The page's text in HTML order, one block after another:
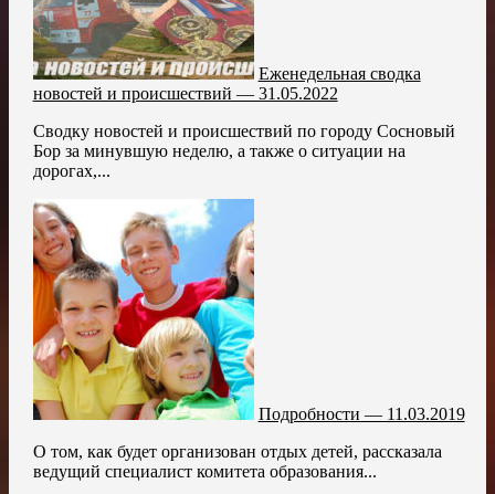
Еженедельная сводка
новостей и происшествий — 31.05.2022
Сводку новостей и происшествий по городу Сосновый
Бор за минувшую неделю, а также о ситуации на
дорогах,...
Подробности — 11.03.2019
О том, как будет организован отдых детей, рассказала
ведущий специалист комитета образования...